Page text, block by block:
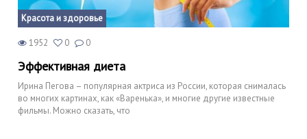
Красота и здоровье
1952 0 0
Эффективная диета
Ирина Пегова – популярная актриса из России, которая снималась
во многих картинах, как «Варенька», и многие другие известные
фильмы. Можно сказать, что